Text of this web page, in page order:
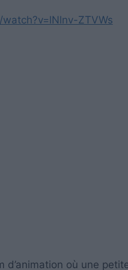
ZTVWs
d’animation où une